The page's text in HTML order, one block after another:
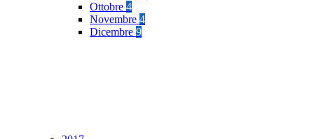
Ottobre 4
Novembre 4
Dicembre 9